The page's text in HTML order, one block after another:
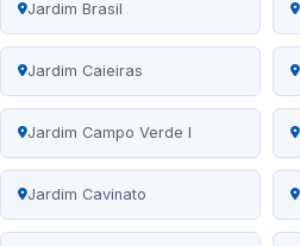
Jardim Brasil
Jardim Caieiras
Jardim Campo Verde I
Jardim Cavinato